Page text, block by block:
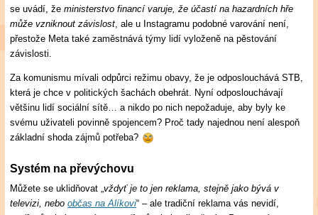
se uvádí, žeministerstvo financí varuje, že účastí na hazardních hře
může vzniknout závislost , ale u Instagramu podobné varování není,
přestože Meta také zaměstnává týmy lidí vyloženě na pěstování
závislosti.
Za komunismu mívali odpůrci režimu obavy, že je odposlouchává STB,
která je chce v politických šachách obehrát. Nyní odposlouchávají
většinu lidí sociální sítě… a nikdo po nich nepožaduje, aby byly ke
svému uživateli povinně spojencem? Proč tady najednou není alespoň
základní shoda zájmů potřeba?
Systém na převýchovu
Můžete se uklidňovat „vždyť je to jen reklama, stejně jako bývá v
televizi, neboobčas na Alíkovi“ – ale tradiční reklama vás nevidí,